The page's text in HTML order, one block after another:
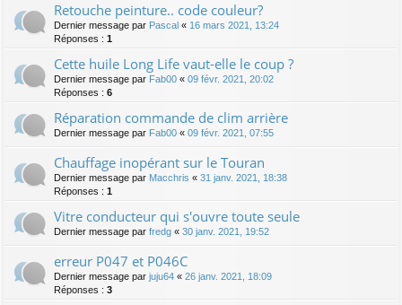
Retouche peinture.. code couleur?
Dernier message par Pascal « 16 mars 2021, 13:24
Réponses : 1
Cette huile Long Life vaut-elle le coup ?
Dernier message par Fab00 « 09 févr. 2021, 20:02
Réponses : 6
Réparation commande de clim arrière
Dernier message par Fab00 « 09 févr. 2021, 07:55
Chauffage inopérant sur le Touran
Dernier message par Macchris « 31 janv. 2021, 18:38
Réponses : 1
Vitre conducteur qui s'ouvre toute seule
Dernier message par fredg « 30 janv. 2021, 19:52
erreur P047 et P046C
Dernier message par juju64 « 26 janv. 2021, 18:09
Réponses : 3